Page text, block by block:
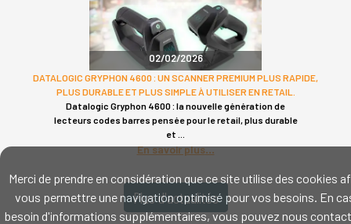
Merci de prendre en considération que ce site utilise des cookies
vous permettre une navigation optimisé pour vos besoins. En
besoin d'informations supplémentaires, vous pouvez nous
02/02/2026
DATALOGIC GRYPHON 4600 : UN SCANNER PREMIUM PLUS RAPIDE,
PLUS DURABLE ET PLUS SIMPLE À UTILISER EN RETAIL.
Datalogic Gryphon 4600 : la nouvelle génération de
lecteurs codes barres pensée pour le retail, plus durable
et
En savoir plus
Plus d'actualités